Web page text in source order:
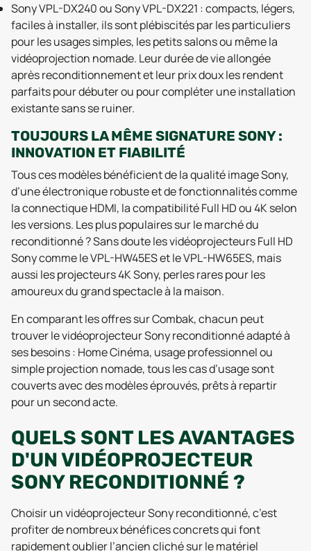
Sony VPL-DX240 ou Sony VPL-DX221 : compacts, légers,
faciles à installer, ils sont plébiscités par les particuliers
pour les usages simples, les petits salons ou même la
vidéoprojection nomade. Leur durée de vie allongée
après reconditionnement et leur prix doux les rendent
parfaits pour débuter ou pour compléter une installation
existante sans se ruiner.
TOUJOURS LA MÊME SIGNATURE SONY :
INNOVATION ET FIABILITÉ
Tous ces modèles bénéficient de la qualité image Sony,
d’une électronique robuste et de fonctionnalités comme
la connectique HDMI, la compatibilité Full HD ou 4K selon
les versions. Les plus populaires sur le marché du
reconditionné ? Sans doute les vidéoprojecteurs Full HD
Sony comme le VPL-HW45ES et le VPL-HW65ES, mais
aussi les projecteurs 4K Sony, perles rares pour les
amoureux du grand spectacle à la maison.
En comparant les offres sur Combak, chacun peut
trouver le vidéoprojecteur Sony reconditionné adapté à
ses besoins : Home Cinéma, usage professionnel ou
simple projection nomade, tous les cas d’usage sont
couverts avec des modèles éprouvés, prêts à repartir
pour un second acte.
QUELS SONT LES AVANTAGES
D'UN VIDÉOPROJECTEUR
SONY RECONDITIONNÉ ?
Choisir un vidéoprojecteur Sony reconditionné, c’est
profiter de nombreux bénéfices concrets qui font
rapidement oublier l’ancien cliché sur le matériel